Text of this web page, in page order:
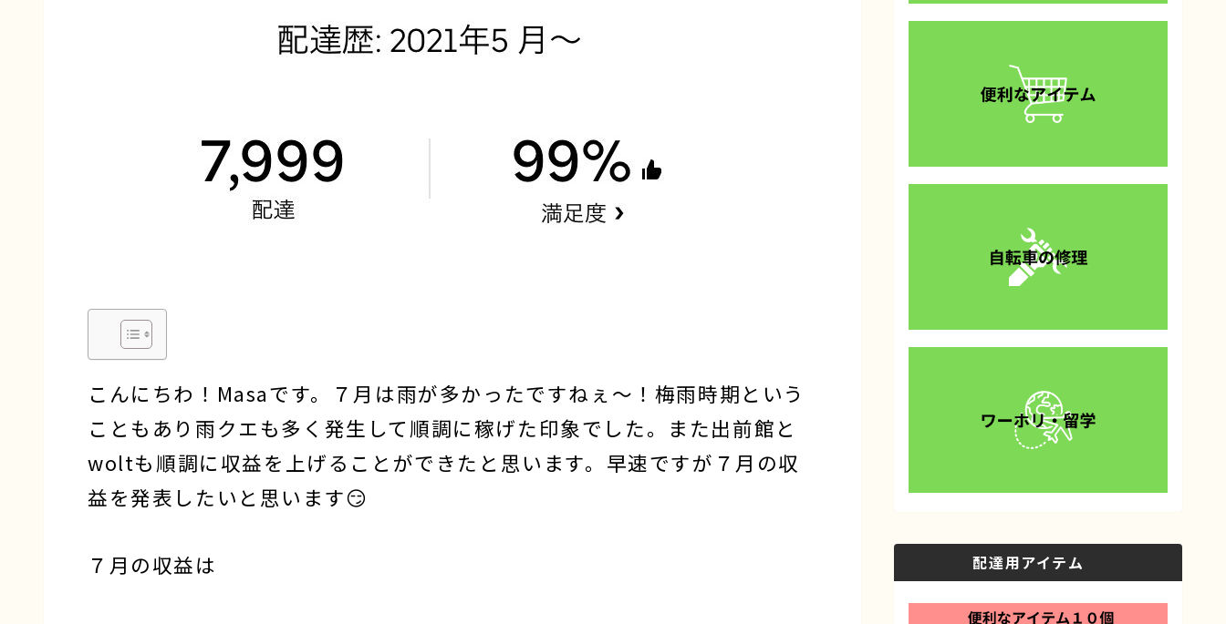
こんにちわ！Masaです。７月は雨が多かったですねぇ〜！梅雨時期という
こともあり雨クエも多く発生して順調に稼げた印象でした。また出前館と
woltも順調に収益を上げることができたと思います。早速ですが７月の収
益を発表したいと思います😏
７月の収益は 配達用アイテム